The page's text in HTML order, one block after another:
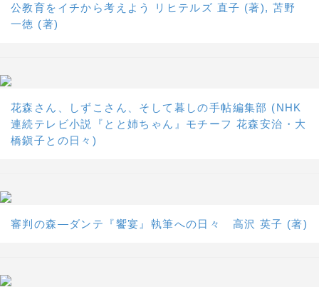
公教育をイチから考えよう リヒテルズ 直子 (著), 苫野
一徳 (著)
花森さん、しずこさん、そして暮しの手帖編集部 (NHK
連続テレビ小説『とと姉ちゃん』モチーフ 花森安治・大
橋鎭子との日々)
審判の森―ダンテ『饗宴』執筆への日々 高沢 英子 (著)